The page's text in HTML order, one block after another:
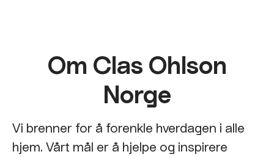
Om Clas Ohlson
Norge
Vi brenner for å forenkle hverdagen i alle
hjem. Vårt mål er å hjelpe og inspirere